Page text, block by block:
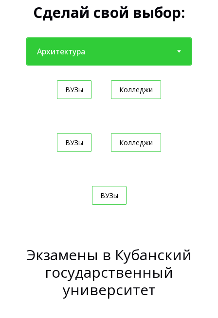
Сделай свой выбор:
ВУЗы Колледжи
ВУЗы Колледжи
ВУЗы
Экзамены в Кубанский
государственный
университет